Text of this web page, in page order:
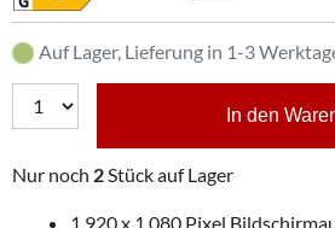
Auf Lager, Lieferung in 1-3
In den
Nur noch 2Stück auf Lager
1.920 x 1.080 Pixel